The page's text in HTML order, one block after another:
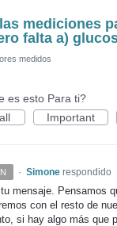
mediciones
falta a)
medidos
es esto Para ti?
Important
· Simone respondido
mensaje. Pensamos
con el resto de
si hay algo más que